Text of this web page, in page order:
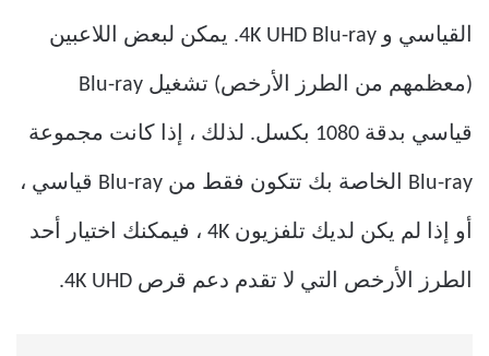
القياسي و 4K UHD Blu-ray. يمكن لبعض اللاعبين
(معظمهم من الطرز الأرخص) تشغيل Blu-ray
قياسي بدقة 1080 بكسل. لذلك ، إذا كانت مجموعة
Blu-ray الخاصة بك تتكون فقط من Blu-ray قياسي ،
أو إذا لم يكن لديك تلفزيون 4K ، فيمكنك اختيار أحد
الطرز الأرخص التي لا تقدم دعم قرص 4K UHD.